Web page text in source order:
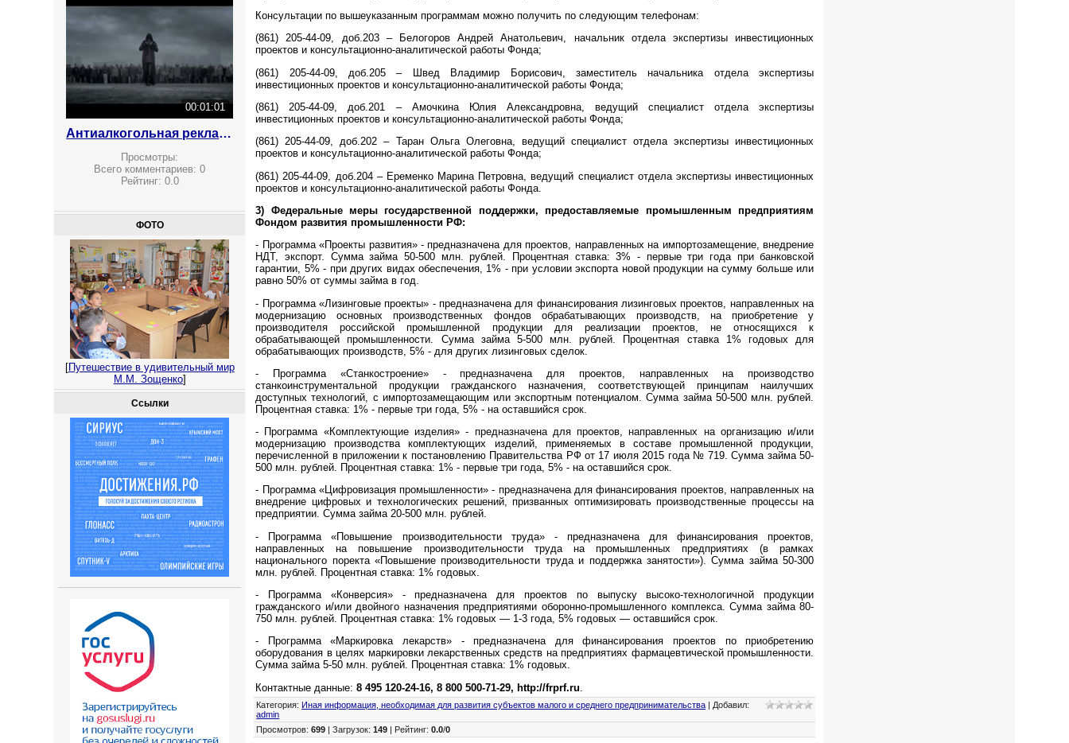
00:01:01
Антиалкогольная реклама
Просмотры:
Всего комментариев:0
Рейтинг: 0.0
ФОТО
[Путешествие в удивительный мир
М.М. Зощенко]
Ссылки
Консультации по вышеуказанным программам можно получить по следующим телефонам:
(861) 205-44-09, доб.203 – Белогоров Андрей Анатольевич, начальник отдела экспертизы инвестиционных
проектов и консультационно-аналитической работы Фонда;
(861) 205-44-09, доб.205 – Швед Владимир Борисович, заместитель начальника отдела экспертизы
инвестиционных проектов и консультационно-аналитической работы Фонда;
(861) 205-44-09, доб.201 – Амочкина Юлия Александровна, ведущий специалист отдела экспертизы
инвестиционных проектов и консультационно-аналитической работы Фонда;
(861) 205-44-09, доб.202 – Таран Ольга Олеговна, ведущий специалист отдела экспертизы инвестиционных
проектов и консультационно-аналитической работы Фонда;
(861) 205-44-09, доб.204 – Еременко Марина Петровна, ведущий специалист отдела экспертизы инвестиционных
проектов и консультационно-аналитической работы Фонда.
3) Федеральные меры государственной поддержки, предоставляемые промышленным предприятиям
Фондом развития промышленности РФ:
- Программа «Проекты развития» - предназначена для проектов, направленных на импортозамещение, внедрение
НДТ, экспорт. Сумма займа 50-500 млн. рублей. Процентная ставка: 3% - первые три года при банковской
гарантии, 5% - при других видах обеспечения, 1% - при условии экспорта новой продукции на сумму больше или
равно 50% от суммы займа в год.
- Программа «Лизинговые проекты» - предназначена для финансирования лизинговых проектов, направленных на
модернизацию основных производственных фондов обрабатывающих производств, на приобретение у
производителя российской промышленной продукции для реализации проектов, не относящихся к
обрабатывающей промышленности. Сумма займа 5-500 млн. рублей. Процентная ставка 1% годовых для
обрабатывающих производств, 5% - для других лизинговых сделок.
- Программа «Станкостроение» - предназначена для проектов, направленных на производство
станкоинструментальной продукции гражданского назначения, соответствующей принципам наилучших
доступных технологий, с импортозамещающим или экспортным потенциалом. Сумма займа 50-500 млн. рублей.
Процентная ставка: 1% - первые три года, 5% - на оставшийся срок.
- Программа «Комплектующие изделия» - предназначена для проектов, направленных на организацию и/или
модернизацию производства комплектующих изделий, применяемых в составе промышленной продукции,
перечисленной в приложении к постановлению Правительства РФ от 17 июля 2015 года № 719. Сумма займа 50-
500 млн. рублей. Процентная ставка: 1% - первые три года, 5% - на оставшийся срок.
- Программа «Цифровизация промышленности» - предназначена для финансирования проектов, направленных на
внедрение цифровых и технологических решений, призванных оптимизировать производственные процессы на
предприятии. Сумма займа 20-500 млн. рублей.
- Программа «Повышение производительности труда» - предназначена для финансирования проектов,
направленных на повышение производительности труда на промышленных предприятиях (в рамках
национального поректа «Повышение производительности труда и поддержка занятости»). Сумма займа 50-300
млн. рублей. Процентная ставка: 1% годовых.
- Программа «Конверсия» - предназначена для проектов по выпуску высоко-технологичной продукции
гражданского и/или двойного назначения предприятиями оборонно-промышленного комплекса. Сумма займа 80-
750 млн. рублей. Процентная ставка: 1% годовых — 1-3 года, 5% годовых — оставшийся срок.
- Программа «Маркировка лекарств» - предназначена для финансирования проектов по приобретению
оборудования в целях маркировки лекарственных средств на предприятиях фармацевтической промышленности.
Сумма займа 5-50 млн. рублей. Процентная ставка: 1% годовых.
Контактные данные:8 495 120-24-16, 8 800 500-71-29, http://frprf.ru
Категория: Иная информация, необходимая для развития субъектов малого и среднего предпринимательства Добавил:
admin
Просмотров:699 |Загрузок:149 Рейтинг:0.0/0